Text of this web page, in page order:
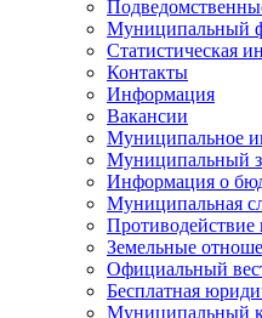
Муниципальный
Статистическая
Контакты
Информация
Вакансии
Муниципальное
Муниципальный
Информация о
Муниципальная
Противодействие
Земельные
Официальный
Бесплатная
Муниципальный